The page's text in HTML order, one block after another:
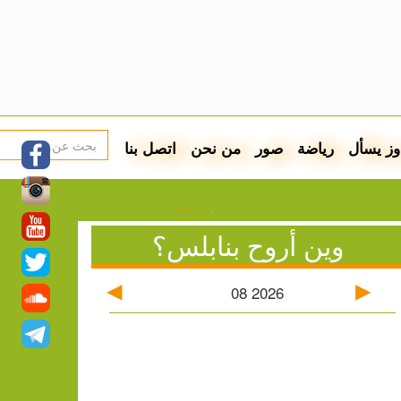
يسأل رياضة صور من نحن اتصل بنا
للمستوطنين في بيت فوريك
والتحريض يتصاعد في أوساط المستوطنين
رسائل سياسية ومقابلة خارج المألوف
وين أروح بنابلس؟
2026
08